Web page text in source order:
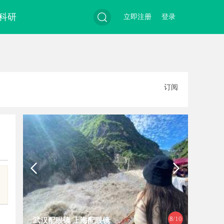
研
索
登录
立即注册
订阅
8/10
武汉配眼镜 上海配眼镜